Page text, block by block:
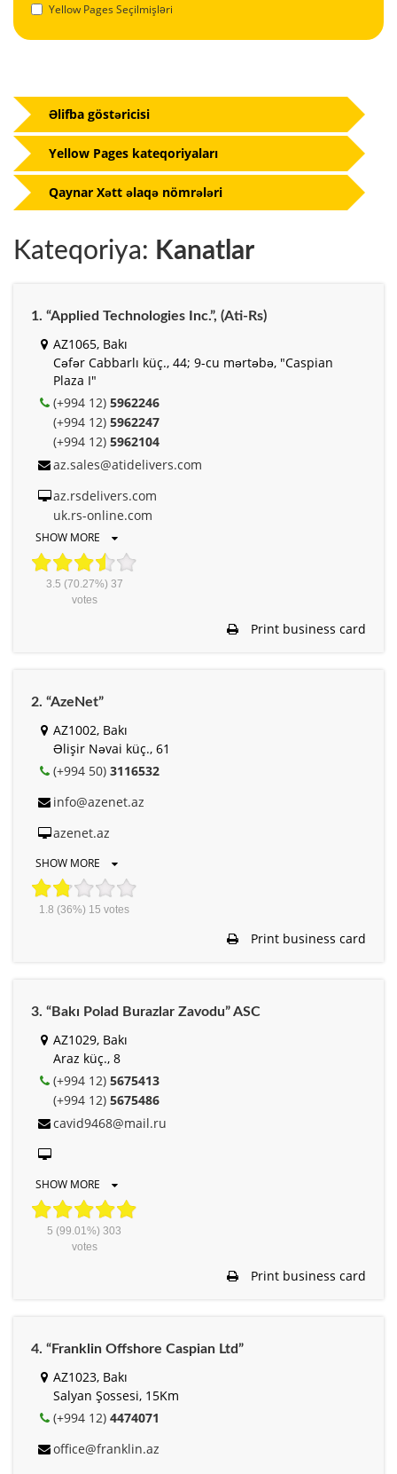
Yellow Pages Seçilmişləri
Kateqoriya: Kanatlar
1. “Applied Technologies Inc.”, (Ati-Rs)
AZ1065, Bakı
Cəfər Cabbarlı küç., 44; 9-cu mərtəbə, "Caspian
Plaza I"
(+994 12) 5962246
(+994 12) 5962247
(+994 12) 5962104
az.sales@atidelivers.com
az.rsdelivers.com
uk.rs-online.com
SHOW MORE
3.5 (70.27%) 37
votes
Print business card
2. “AzeNet”
AZ1002, Bakı
Əlişir Nəvai küç., 61
(+994 50) 3116532
info@azenet.az
azenet.az
SHOW MORE
1.8 (36%) 15 votes
Print business card
3. “Bakı Polad Burazlar Zavodu” ASC
AZ1029, Bakı
Araz küç., 8
(+994 12) 5675413
(+994 12) 5675486
cavid9468@mail.ru
SHOW MORE
5 (99.01%) 303
votes
Print business card
4. “Franklin Offshore Caspian Ltd”
AZ1023, Bakı
Salyan Şossesi, 15Km
(+994 12) 4474071
office@franklin.az
Əlifba göstəricisi
Yellow Pages kateqoriyaları
Qaynar Xətt əlaqə nömrələri